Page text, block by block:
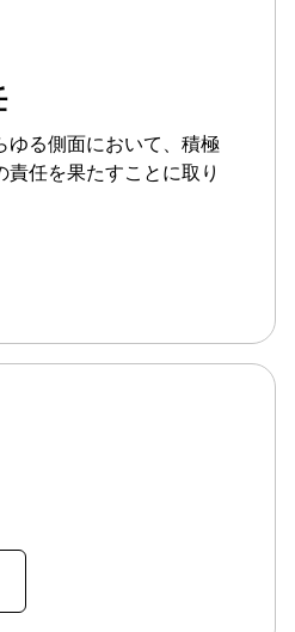
ゆる側面において、積極
任を果たすことに取り